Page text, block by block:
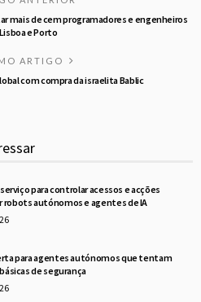
mais de cem programadores e engenheiros
e Porto
ARTIGO
com compra da israelita Bablic
para controlar acessos e acções
robots autónomos e agentes de IA
para agentes autónomos que tentam
de segurança